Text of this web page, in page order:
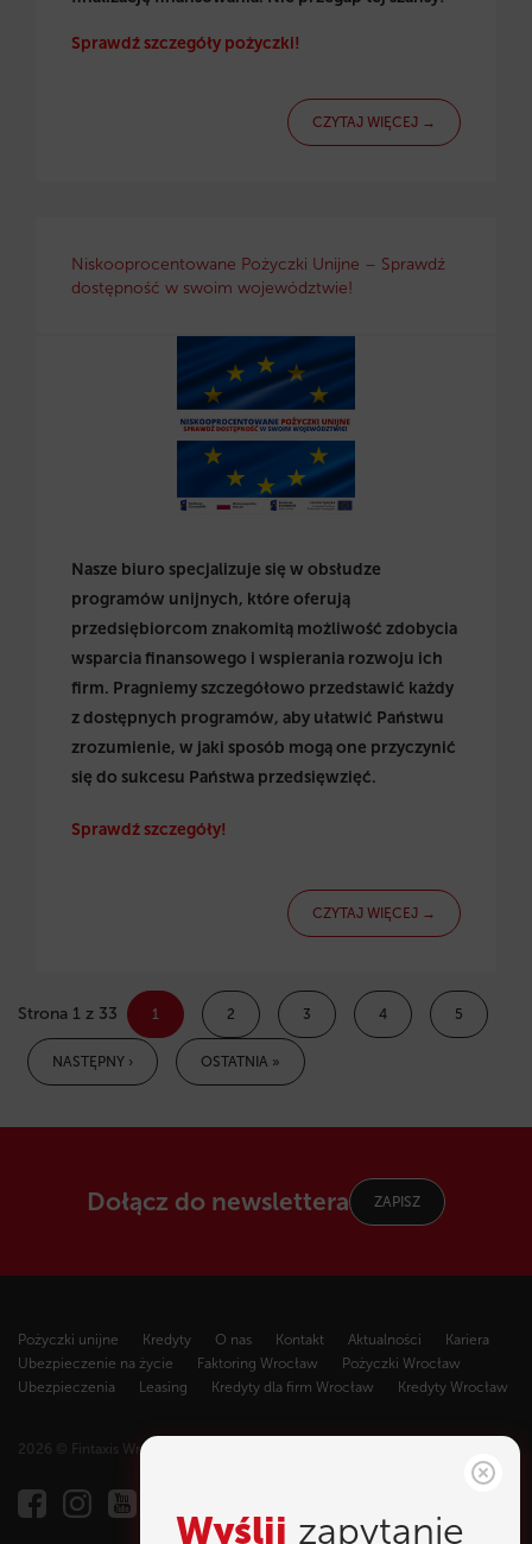
Sprawdź szczegóły pożyczki!
CZYTAJ WIĘCEJ →
Niskooprocentowane Pożyczki Unijne – Sprawdź
dostępność w swoim województwie!
Nasze biuro specjalizuje się w obsłudze
programów unijnych, które oferują
przedsiębiorcom znakomitą możliwość zdobycia
wsparcia finansowego i wspierania rozwoju ich
firm. Pragniemy szczegółowo przedstawić każdy
z dostępnych programów, aby ułatwić Państwu
zrozumienie, w jaki sposób mogą one przyczynić
się do sukcesu Państwa przedsięwzięć.
Sprawdź szczegóły!
CZYTAJ WIĘCEJ →
Strona 1 z 33 1 2 3 4 5
NASTĘPNY › OSTATNIA »
Dołącz do newslettera ZAPISZ
Pożyczki unijne Kredyty O nas Kontakt Aktualności
Kariera
Ubezpieczenie na życie
Faktoring Wrocław
Pożyczki Wrocław
Ubezpieczenia
Leasing Kredyty dla firm Wrocław Kredyty Wrocław
2026 © Fintaxis Wrocław - Wszelkie prawa zastrzeżone
Wyślij zapytanie